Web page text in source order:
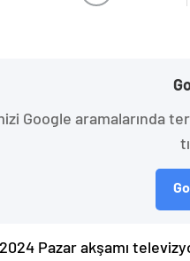
Google aramalarında
Pazar akşamı